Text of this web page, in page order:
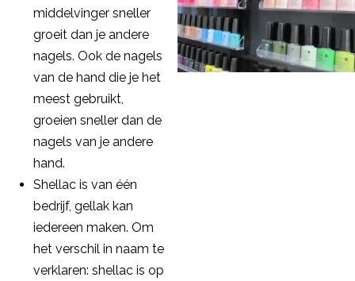
middelvinger sneller
groeit dan je andere
nagels. Ook de nagels
van de hand die je het
meest gebruikt,
groeien sneller dan de
nagels van je andere
hand.
Shellac is van één
bedrijf, gellak kan
iedereen maken. Om
het verschil in naam te
verklaren: shellac is op